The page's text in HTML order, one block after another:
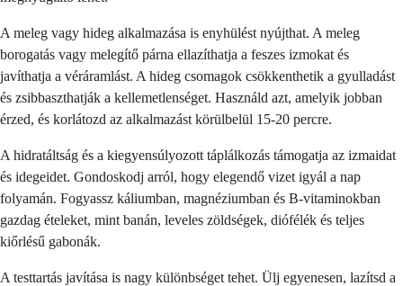
A meleg vagy hideg alkalmazása is enyhülést nyújthat. A meleg
borogatás vagy melegítő párna ellazíthatja a feszes izmokat és
javíthatja a véráramlást. A hideg csomagok csökkenthetik a gyulladást
és zsibbaszthatják a kellemetlenséget. Használd azt, amelyik jobban
érzed, és korlátozd az alkalmazást körülbelül 15-20 percre.
A hidratáltság és a kiegyensúlyozott táplálkozás támogatja az izmaidat
és idegeidet. Gondoskodj arról, hogy elegendő vizet igyál a nap
folyamán. Fogyassz káliumban, magnéziumban és B-vitaminokban
gazdag ételeket, mint banán, leveles zöldségek, diófélék és teljes
kiőrlésű gabonák.
A testtartás javítása is nagy különbséget tehet. Ülj egyenesen, lazítsd a